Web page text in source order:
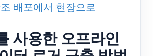
조 배포에서 현장으로
사용한 오프라인